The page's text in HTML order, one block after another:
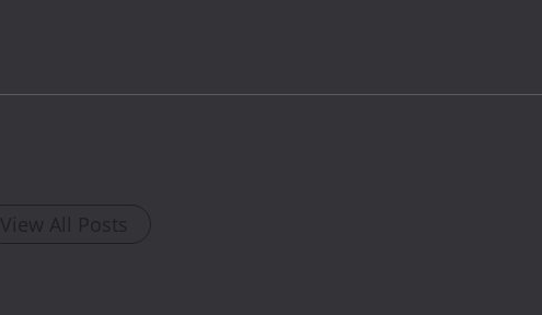
View All Posts
reservation. No promo code needed — discount applies